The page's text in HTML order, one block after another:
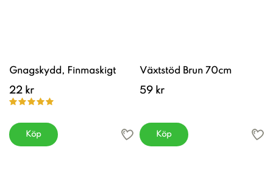
Gnagskydd, Finmaskigt
22 kr
Köp
Växtstöd Brun 70cm
59 kr
Köp